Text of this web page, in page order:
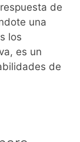
de
una
los
es un
de